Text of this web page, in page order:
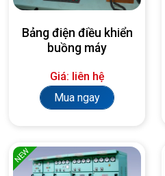
Bảng điện điều khiển
buồng máy
Giá: liên hệ
Mua ngay
NEW